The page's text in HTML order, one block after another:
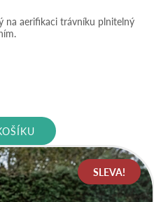
na aerifikaci trávníku plnitelný
SLEVA!